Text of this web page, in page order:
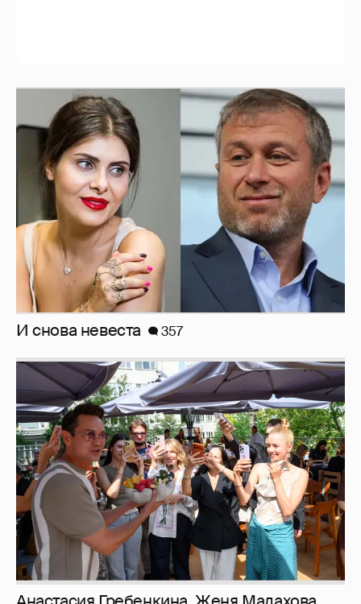
Анастасия Гребенкина, Женя Малахова,
Оксана Русланова и другие гости
фестиваля «Баланс вкуса и ритма»:
рассматриваем летние образы
Рублёвские дочки 187